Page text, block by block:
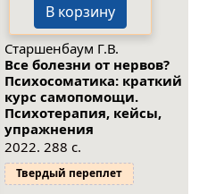
В корзину
Старшенбаум Г.В.
Все болезни от нервов?
Психосоматика: краткий
курс самопомощи.
Психотерапия, кейсы,
упражнения
2022. 288 с.
Твердый переплет